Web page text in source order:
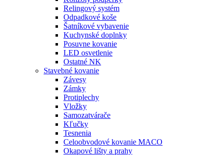
Relingový systém
Odpadkové koše
Šatníkové vybavenie
Kuchynské doplnky
Posuvne kovanie
LED osvetlenie
Ostatné NK
Stavebné kovanie
Závesy
Zámky
Protiplechy
Vložky
Samozatvárače
Kľučky
Tesnenia
Celoobvodové kovanie MACO
Okapové lišty a prahy